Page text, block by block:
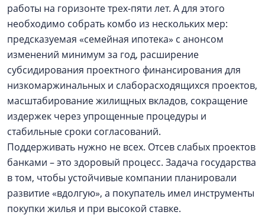
работы на горизонте трех-пяти лет. А для этого
необходимо собрать комбо из нескольких мер:
предсказуемая «семейная ипотека» с анонсом
изменений минимум за год, расширение
субсидирования проектного финансирования для
низкомаржинальных и слаборасходящихся проектов,
масштабирование жилищных вкладов, сокращение
издержек через упрощенные процедуры и
стабильные сроки согласований.
Поддерживать нужно не всех. Отсев слабых проектов
банками – это здоровый процесс. Задача государства
в том, чтобы устойчивые компании планировали
развитие «вдолгую», а покупатель имел инструменты
покупки жилья и при высокой ставке.